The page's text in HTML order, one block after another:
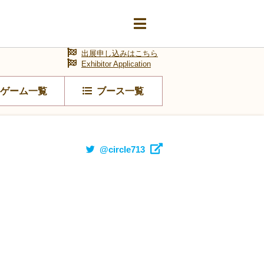
ゲーム一覧 ブース一覧
出展申し込みはこちら
Exhibitor Application
@circle713